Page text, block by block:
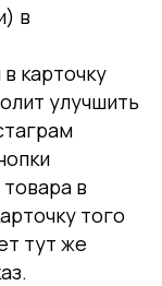
в
карточку
улучшить
товара в
того
тут же